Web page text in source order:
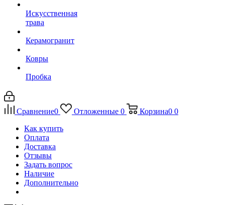
Искусственная
трава
Керамогранит
Ковры
Пробка
Сравнение0 Отложенные 0 Корзина0 0
Как купить
Оплата
Доставка
Отзывы
Задать вопрос
Наличие
Дополнительно